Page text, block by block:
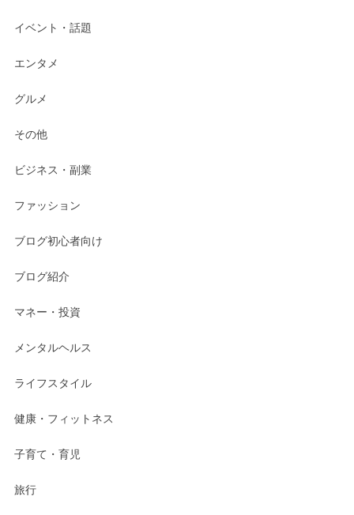
イベント・話題
エンタメ
グルメ
その他
ビジネス・副業
ファッション
ブログ初心者向け
ブログ紹介
マネー・投資
メンタルヘルス
ライフスタイル
健康・フィットネス
子育て・育児
旅行